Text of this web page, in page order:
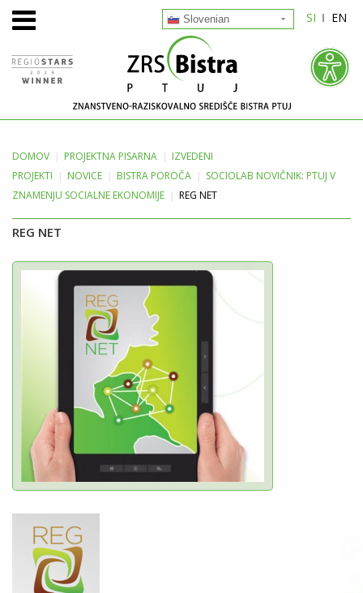
SI EN
Slovenian
DOMOV PROJEKTNA PISARNA
IZVEDENI
PROJEKTI
NOVICE BISTRA POROČA
SOCIOLAB NOVIČNIK: PTUJ V
ZNAMENJU SOCIALNE EKONOMIJE
REG NET
REG NET